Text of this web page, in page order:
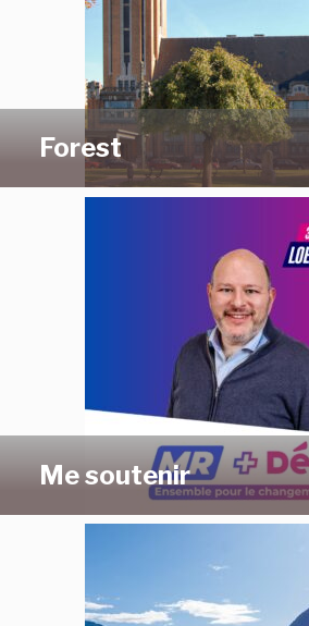
Forest
Me soutenir